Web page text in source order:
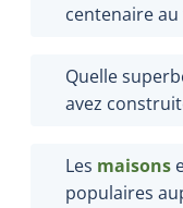
centenaire
Quelle
avez
Les maisons
populaires